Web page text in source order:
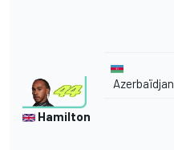
Hamilton
Azerbaïdjan